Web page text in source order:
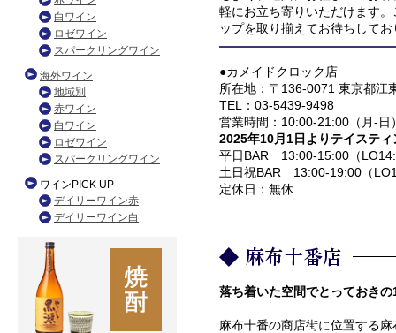
軽にお立ち寄りいただけます
ップを取り揃えてお待ちして
●カメイドクロック店
所在地：〒136-0071 東京都
TEL：03-5439-9498
営業時間：10:00-21:00（月-日
2025年10月1日よりテイステ
平日BAR 13:00-15:00（
土日祝BAR 13:00-19:00（
定休日：無休
落ち着いた空間でとっておきの
麻布十番の商店街に位置する